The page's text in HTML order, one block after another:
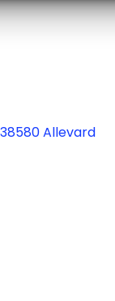
38580 Allevard